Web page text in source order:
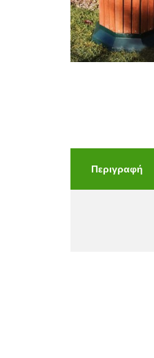
Περιγραφή